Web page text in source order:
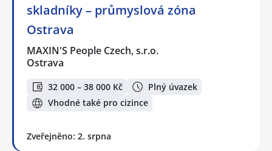
skladníky – průmyslová zóna
Ostrava
MAXIN'S People Czech, s.r.o.
Ostrava
32 000 – 38 000 Kč
Plný úvazek
Vhodné také pro cizince
Zveřejněno: 2. srpna